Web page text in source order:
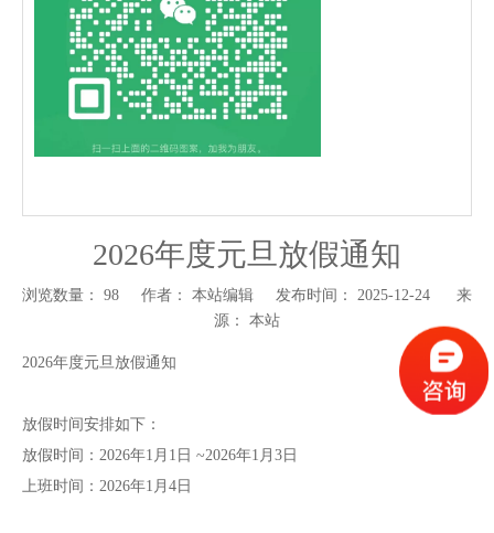
2026年度元旦放假通知
浏览数量： 98 作者： 本站编辑 发布时间： 2025-12-24 来
源： 本站
["wechat","weibo","qzone","douban","email"]
2026年度元旦放假通知
放假时间安排如下：
放假时间：2026年1月1日 ~2026年1月3日
上班时间：2026年1月4日